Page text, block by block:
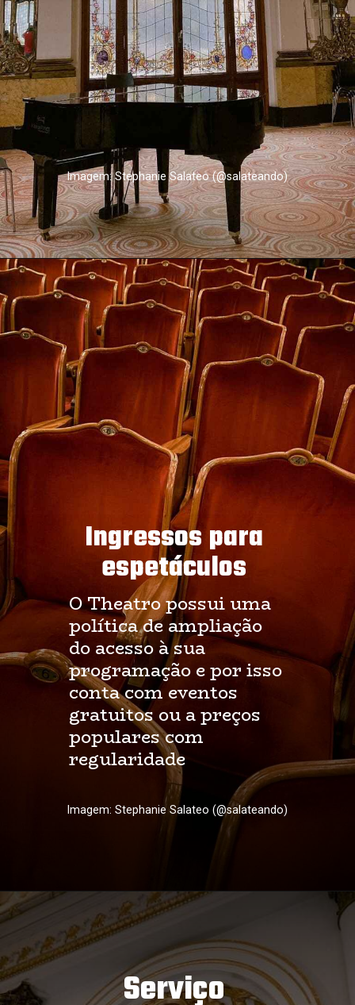
Imagem: Stephanie Salateo (@salateando)
Ingressos para
espetáculos
O Theatro possui uma
política de ampliação
do acesso à sua
programação e por isso
conta com eventos
gratuitos ou a preços
populares com
regularidade
Imagem: Stephanie Salateo (@salateando)
Serviço